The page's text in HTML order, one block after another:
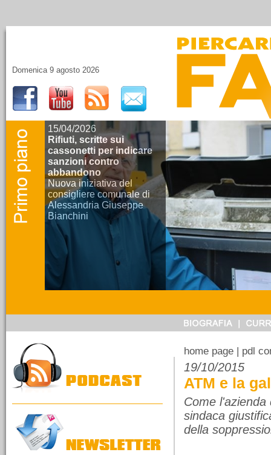
Domenica 9 agosto 2026
15/04/2026
Rifiuti, scritte sui
cassonetti per indicare
sanzioni contro
abbandono
Nuova iniziativa del
consigliere comunale di
Alessandria Giuseppe
Bianchini
Referendum sulla
perché pensare non è
vietato.
Una riflessione di
Emiliana Conti. Il
guerra...
home page | pdl
19/10/2015
ATM e la
Come
sindaca
della